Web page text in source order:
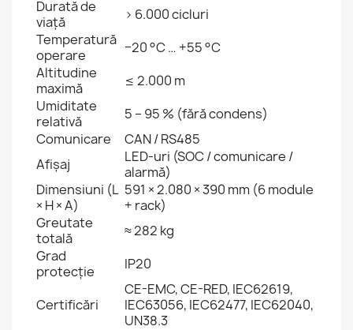
Durată de
viață
> 6.000 cicluri
Temperatură
operare
−20 °C … +55 °C
Altitudine
maximă
≤ 2.000 m
Umiditate
relativă
5 – 95 % (fără condens)
Comunicare
CAN / RS485
Afișaj
LED-uri (SOC / comunicare /
alarmă)
Dimensiuni (L
× H × A)
591 × 2.080 × 390 mm (6 module
+ rack)
Greutate
totală
≈ 282 kg
Grad
protecție
IP20
Certificări
CE-EMC, CE-RED, IEC62619,
IEC63056, IEC62477, IEC62040,
UN38.3